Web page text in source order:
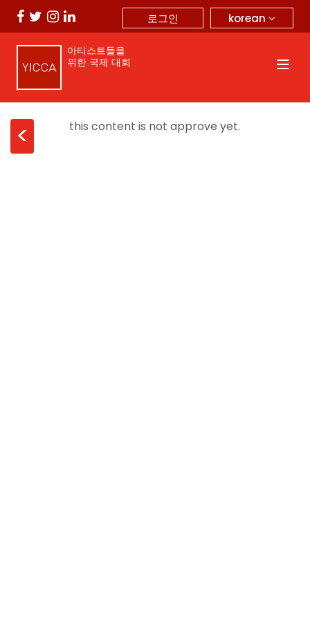
korean
로그인
아티스트들을
위한 국제 대회
< this content is not approve yet.